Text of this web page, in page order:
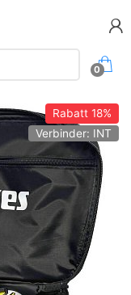
0
Rabatt18%
Verbinder: INT